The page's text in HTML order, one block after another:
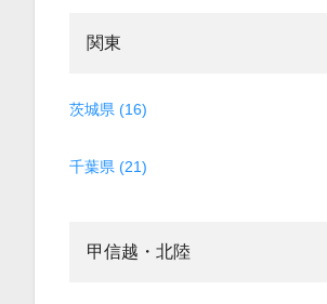
関東
茨城県 (16)
千葉県 (21)
甲信越・北陸